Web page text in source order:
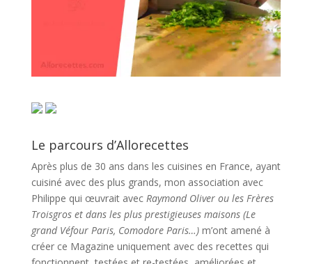
Le parcours d’Allorecettes
Après plus de 30 ans dans les cuisines en France, ayant
cuisiné avec des plus grands, mon association avec
Philippe qui œuvrait avec Raymond Oliver ou les Frères
Troisgros et dans les plus prestigieuses maisons (Le
grand Véfour Paris, Comodore Paris…)m’ont amené à
créer ce Magazine uniquement avec des recettes qui